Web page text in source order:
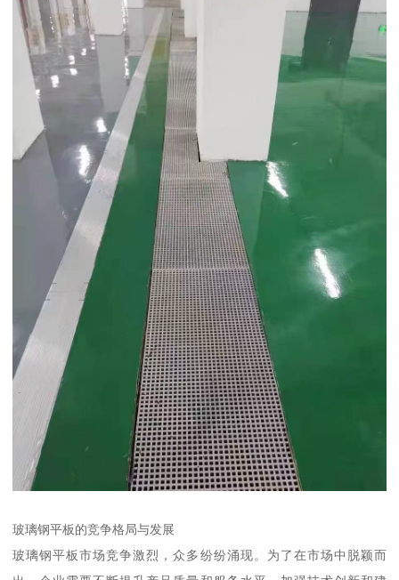
玻璃钢平板的竞争格局与发展
玻璃钢平板市场竞争激烈，众多纷纷涌现。为了在市场中脱颖而